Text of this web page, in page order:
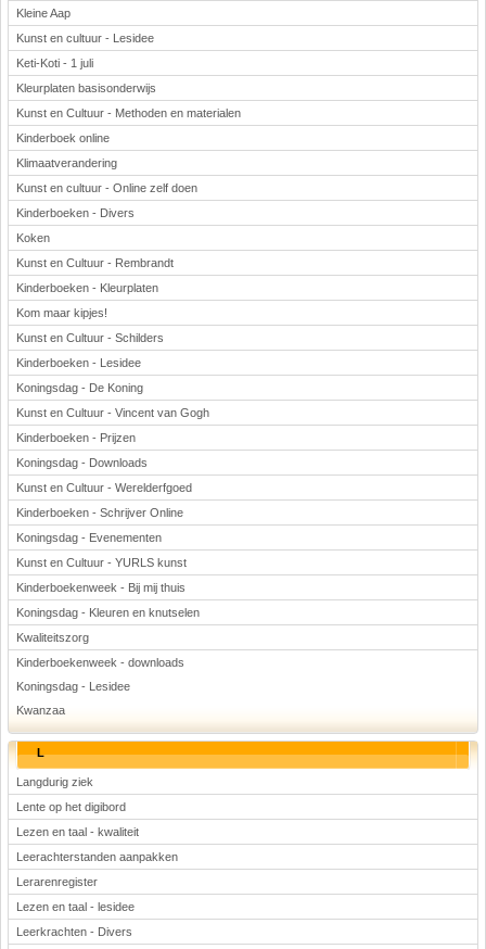
Kleine Aap
Kunst en cultuur - Lesidee
Keti-Koti - 1 juli
Kleurplaten basisonderwijs
Kunst en Cultuur - Methoden en materialen
Kinderboek online
Klimaatverandering
Kunst en cultuur - Online zelf doen
Kinderboeken - Divers
Koken
Kunst en Cultuur - Rembrandt
Kinderboeken - Kleurplaten
Kom maar kipjes!
Kunst en Cultuur - Schilders
Kinderboeken - Lesidee
Koningsdag - De Koning
Kunst en Cultuur - Vincent van Gogh
Kinderboeken - Prijzen
Koningsdag - Downloads
Kunst en Cultuur - Werelderfgoed
Kinderboeken - Schrijver Online
Koningsdag - Evenementen
Kunst en Cultuur - YURLS kunst
Kinderboekenweek - Bij mij thuis
Koningsdag - Kleuren en knutselen
Kwaliteitszorg
Kinderboekenweek - downloads
Koningsdag - Lesidee
Kwanzaa
L
Langdurig ziek
Lente op het digibord
Lezen en taal - kwaliteit
Leerachterstanden aanpakken
Lerarenregister
Lezen en taal - lesidee
Leerkrachten - Divers